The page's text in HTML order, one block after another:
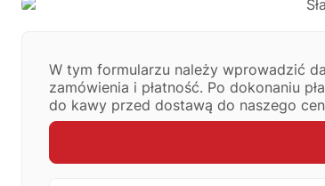
W tym formularzu należy wprowadzić
zamówienia i płatność. Po dokonaniu
do kawy przed dostawą do naszego